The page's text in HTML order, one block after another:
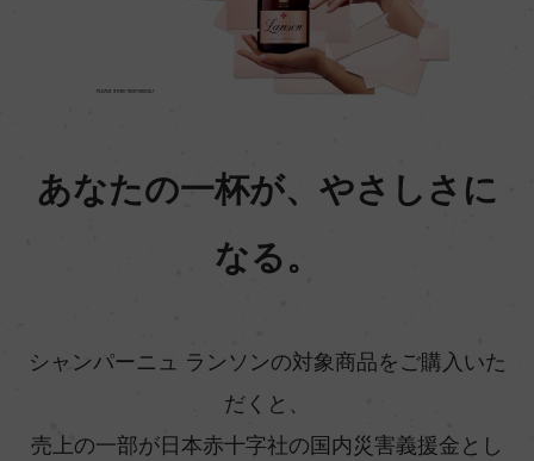
あなたの一杯が、やさしさに
なる。
シャンパーニュ ランソンの対象商品をご購入いた
だくと、
売上の一部が日本赤十字社の国内災害義援金とし